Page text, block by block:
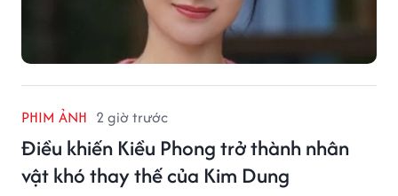
PHIM ẢNH 2 giờ trước
Điều khiến Kiều Phong trở thành nhân
vật khó thay thế của Kim Dung